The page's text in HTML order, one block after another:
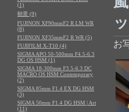
お
(1)
朝景 (9)
FUJINON XF90mmF2 R LM WR
(8)
FUJINON XF35mmF2 R WR (5)
FUJIFILM X-T10 (4)
SIGMA APO 50-500mm F4.5-6.3
DG OS HSM (1)
SIGMA 18-300mm F3.5-6.3 DC
MACRO OS HSM Contemporary
(2)
SIGMA 85mm F1.4 EX DG HSM
(3)
SIGMA 50mm F1.4 DG HSM | Art
(11)